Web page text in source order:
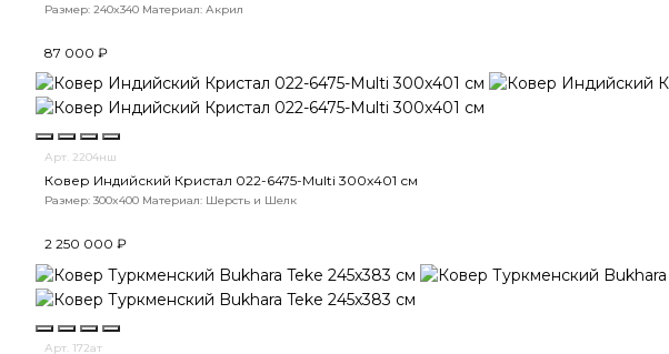
Размер: 240x340 Материал: Акрил
87 000 ₽
Арт. 2204нш
Ковер Индийский Кристал 022-6475-Multi 300x401 см
Размер: 300x400 Материал: Шерсть и Шелк
2 250 000 ₽
Арт. 172ат